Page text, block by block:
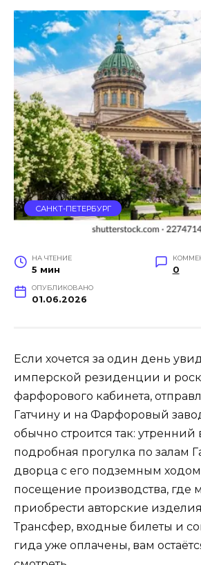
САНКТ-ПЕТЕРБУРГ
НА ЧТЕНИЕ
5 мин 0
ОПУБЛИКОВАНО
01.06.2026
Если хочется за один день
имперской резиденции и
фарфорового кабинета,
Гатчину и на Фарфоровый
обычно строится так: утренний
подробная прогулка по залам
дворца с его подземным
посещение производства, где
приобрести авторские
Трансфер, входные билеты и
гида уже оплачены, вам